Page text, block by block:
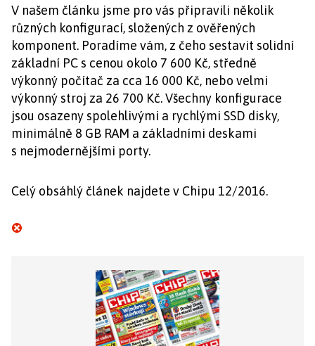
V našem článku jsme pro vás připravili několik
různých konfigurací, složených z ověřených
komponent. Poradíme vám, z čeho sestavit solidní
základní PC s cenou okolo 7 600 Kč, středně
výkonný počítač za cca 16 000 Kč, nebo velmi
výkonný stroj za 26 700 Kč. Všechny konfigurace
jsou osazeny spolehlivými a rychlými SSD disky,
minimálně 8 GB RAM a základními deskami
s nejmodernějšími porty.
Celý obsáhlý článek najdete v Chipu 12/2016.